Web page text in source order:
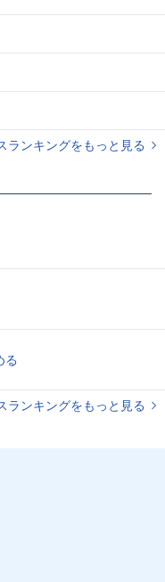
ランキングをもっと見る
る
ランキングをもっと見る